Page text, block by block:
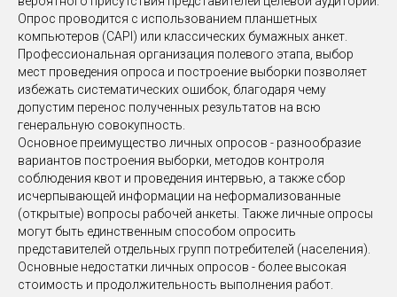
Опрос проводится с использованием планшетных
компьютеров (CAPI) или классических бумажных анкет.
Профессиональная организация полевого этапа, выбор
мест проведения опроса и построение выборки позволяет
избежать систематических ошибок, благодаря чему
допустим перенос полученных результатов на всю
генеральную совокупность.
Основное преимущество личных опросов - разнообразие
вариантов построения выборки, методов контроля
соблюдения квот и проведения интервью, а также сбор
исчерпывающей информации на неформализованные
(открытые) вопросы рабочей анкеты. Также личные опросы
могут быть единственным способом опросить
представителей отдельных групп потребителей (населения)
Основные недостатки личных опросов - более высокая
стоимость и продолжительность выполнения работ.